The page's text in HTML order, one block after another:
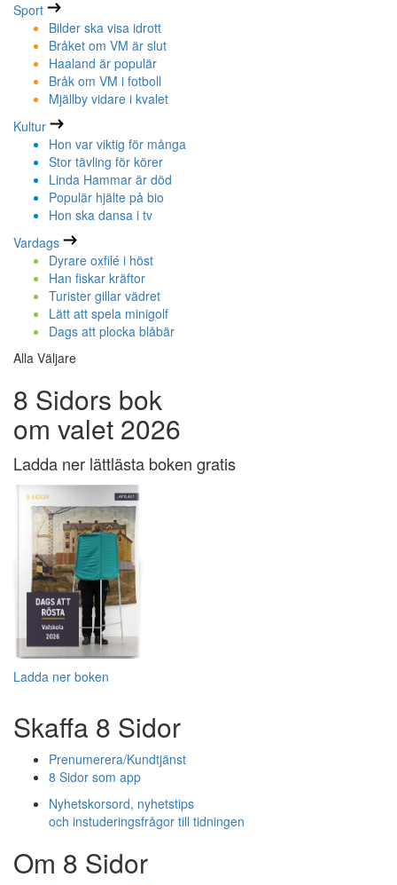
Sport
Bilder ska visa idrott
Bråket om VM är slut
Haaland är populär
Bråk om VM i fotboll
Mjällby vidare i kvalet
Kultur
Hon var viktig för många
Stor tävling för körer
Linda Hammar är död
Populär hjälte på bio
Hon ska dansa i tv
Vardags
Dyrare oxfilé i höst
Han fiskar kräftor
Turister gillar vädret
Lätt att spela minigolf
Dags att plocka blåbär
Alla Väljare
8 Sidors bok
om valet 2026
Ladda ner lättlästa boken gratis
Ladda ner boken
Skaffa 8 Sidor
Prenumerera/Kundtjänst
8 Sidor som app
Nyhetskorsord, nyhetstips
och instuderingsfrågor till tidningen
Om 8 Sidor